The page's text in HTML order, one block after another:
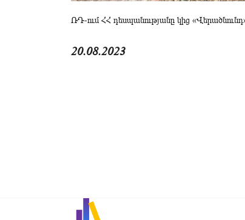
ՌԴ-ում ՀՀ դեսպանությանը կից
20.08.2023